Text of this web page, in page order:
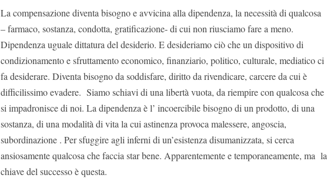
La compensazione diventa bisogno e avvicina alla dipendenza, la necessità di qualcosa
– farmaco, sostanza, condotta, gratificazione- di cui non riusciamo fare a meno.
Dipendenza uguale dittatura del desiderio. E desideriamo ciò che un dispositivo di
condizionamento e sfruttamento economico, finanziario, politico, culturale, mediatico ci
fa desiderare. Diventa bisogno da soddisfare, diritto da rivendicare, carcere da cui è
difficilissimo evadere. Siamo schiavi di una libertà vuota, da riempire con qualcosa che
si impadronisce di noi. La dipendenza è l’ incoercibile bisogno di un prodotto, di una
sostanza, di una modalità di vita la cui astinenza provoca malessere, angoscia,
subordinazione . Per sfuggire agli inferni di un’esistenza disumanizzata, si cerca
ansiosamente qualcosa che faccia star bene. Apparentemente e temporaneamente, ma la
chiave del successo è questa.